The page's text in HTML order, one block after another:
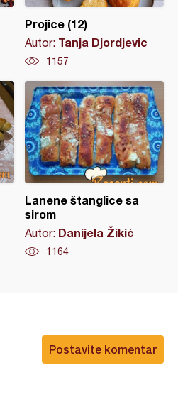
Projice (12)
Autor: Tanja Djordjevic
1157
Lanene štanglice sa
sirom
Autor: Danijela Žikić
1164
Postavite komentar